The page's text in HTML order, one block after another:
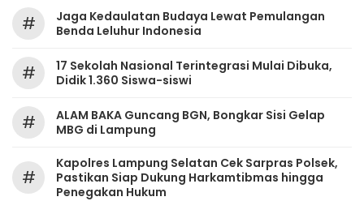
#
Jaga Kedaulatan Budaya Lewat Pemulangan
Benda Leluhur Indonesia
#
17 Sekolah Nasional Terintegrasi Mulai Dibuka,
Didik 1.360 Siswa-siswi
#
ALAM BAKA Guncang BGN, Bongkar Sisi Gelap
MBG di Lampung
#
Kapolres Lampung Selatan Cek Sarpras Polsek,
Pastikan Siap Dukung Harkamtibmas hingga
Penegakan Hukum